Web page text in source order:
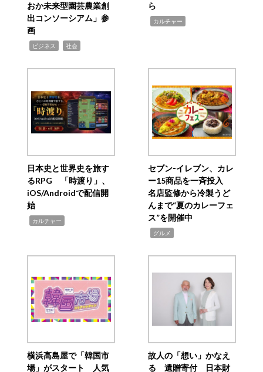
おか未来型園芸農業創
出コンソーシアム」参
画
ビジネス 社会
ら
カルチャー
日本史と世界史を旅す
るRPG 「時渡り」、
iOS/Androidで配信開
始
カルチャー
セブン‐イレブン、カレ
ー15商品を一斉投入
名店監修から冷製うど
んまで“夏のカレーフェ
ス”を開催中
グルメ
横浜高島屋で「韓国市
場」がスタート 人気
故人の「想い」かなえ
る 遺贈寄付 日本財